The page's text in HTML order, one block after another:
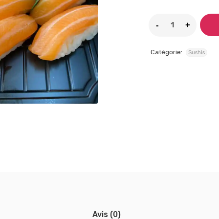
Catégorie: Sushis
Avis (0)